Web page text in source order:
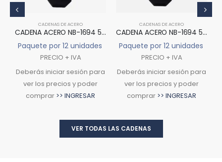
CADENAS DE ACERO
CADENA ACERO NB-1694 50CM
Paquete por 12 unidades
PRECIO + IVA
Deberás iniciar sesión para
ver los precios y poder
comprar >> INGRESAR
CADENAS DE ACERO
CADENA ACERO NB-1694 50CM DORADO
Paquete por 12 unidades
PRECIO + IVA
Deberás iniciar sesión para
ver los precios y poder
comprar >> INGRESAR
VER TODAS LAS CADENAS